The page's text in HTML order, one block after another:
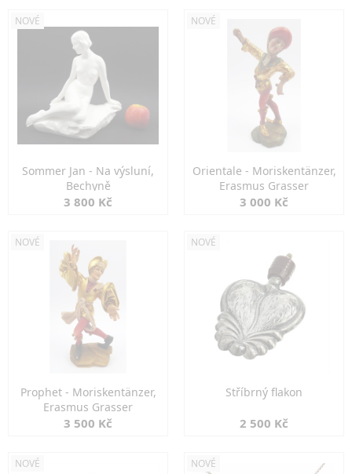
NOVÉ
Sommer Jan - Na výsluní,
Bechyně
3 800 Kč
NOVÉ
Orientale - Moriskentänzer,
Erasmus Grasser
3 000 Kč
NOVÉ
Prophet - Moriskentänzer,
Erasmus Grasser
3 500 Kč
NOVÉ
Stříbrný flakon
2 500 Kč
NOVÉ NOVÉ